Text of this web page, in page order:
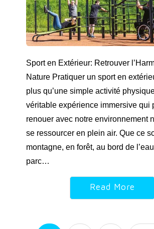
Sport en Extérieur: Retrouver
Nature Pratiquer un sport en
plus qu’une simple activité
véritable expérience immersive qui
renouer avec notre environnement
se ressourcer en plein air. Que ce
montagne, en forêt, au bord de
parc…
Read More